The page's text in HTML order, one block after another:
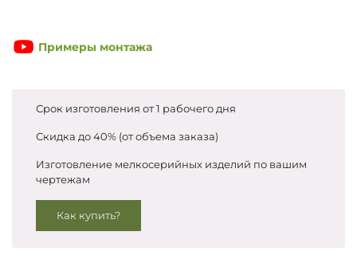
Примеры монтажа
Срок изготовления от 1 рабочего дня
Скидка до 40% (от объема заказа)
Изготовление мелкосерийных изделий по вашим
чертежам
Как купить?